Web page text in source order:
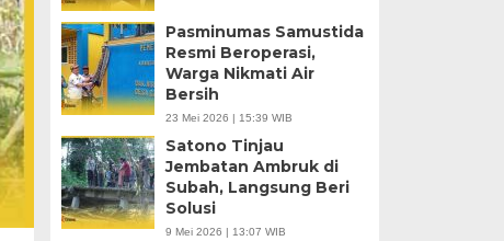
Pasminumas Samustida
Resmi Beroperasi,
Warga Nikmati Air
Bersih
23 Mei 2026 | 15:39 WIB
Satono Tinjau
Jembatan Ambruk di
Subah, Langsung Beri
Solusi
9 Mei 2026 | 13:07 WIB